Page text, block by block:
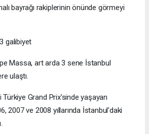
bayrağı rakiplerinin önünde görmeyi
galibiyet
Massa, art arda 3 sene İstanbul
ulaştı.
Grand Prix'sinde yaşayan
2007 ve 2008 yıllarında İstanbul'daki